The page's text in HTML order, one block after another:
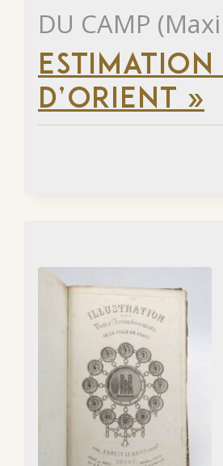
DU CAMP
ESTIMATION
D’ORIENT »